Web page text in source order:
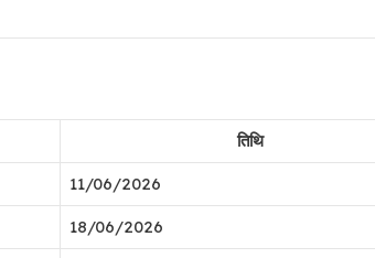
तिथि
11/06/2026
18/06/2026